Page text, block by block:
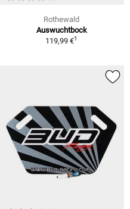
Rothewald
Auswuchtbock
119,99 €1